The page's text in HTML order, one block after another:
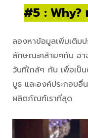
#5 : Why?
ลองหาข้อมูลเพิ่มเติม
ลักษณะคล้ายๆกัน อา
วันที่ใกล้ๆ กัน เพื่อเป็น
บูธ และองค์ประกอบอื่
ผลิตภัณฑ์เราที่สุด